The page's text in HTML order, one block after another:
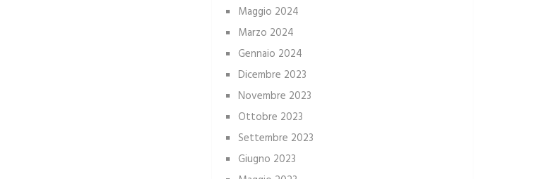
Maggio 2024
Marzo 2024
Gennaio 2024
Dicembre 2023
Novembre 2023
Ottobre 2023
Settembre 2023
Giugno 2023